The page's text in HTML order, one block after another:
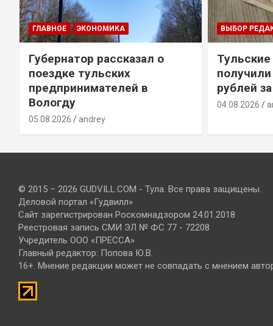
ГЛАВНОЕ ЭКОНОМИКА
Губернатор рассказал о
поездке тульских
предпринимателей в
Вологду
05.08.2026 andrey
ВЫБОР
рублей
04.08.2026
© 2015 – 2026 GUDVILL.COM - Тула. Все права защищены.
Деловой портал «Гудвилл»
Сайт зарегистрирован Роскомнадзором 24.01.2018
Реестровая запись СМИ ЭЛ № ФС 77 - 72208
Учредитель ООО «ПРЕССА»
Главный редактор: Попова Ю.В.
16+. Мнение редакции может не совпадать с мнением